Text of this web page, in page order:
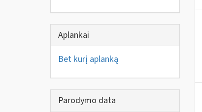
Aplankai
Bet kurį aplanką
Parodymo data